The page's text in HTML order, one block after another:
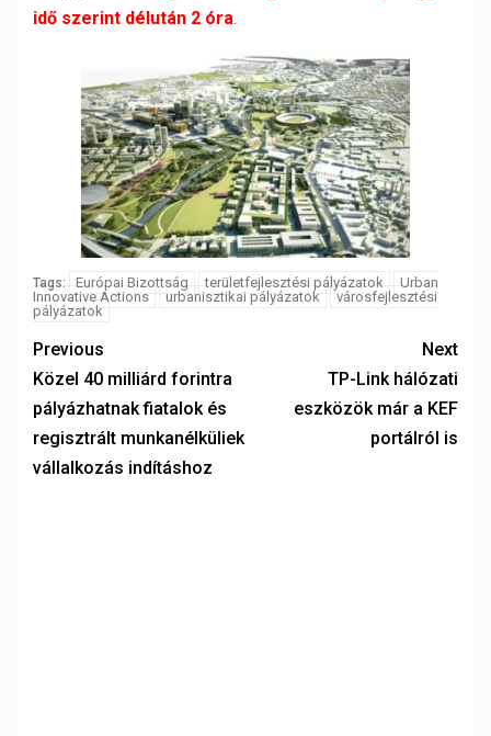
idő szerint délután 2 óra.
Tags: Európai Bizottság területfejlesztési pályázatok
Urban
Innovative Actions
urbanisztikai pályázatok
városfejlesztési
pályázatok
Previous
Közel 40 milliárd forintra
pályázhatnak fiatalok és
regisztrált munkanélküliek
vállalkozás indításhoz
Next
TP-Link hálózati
eszközök már a KEF
portálról is